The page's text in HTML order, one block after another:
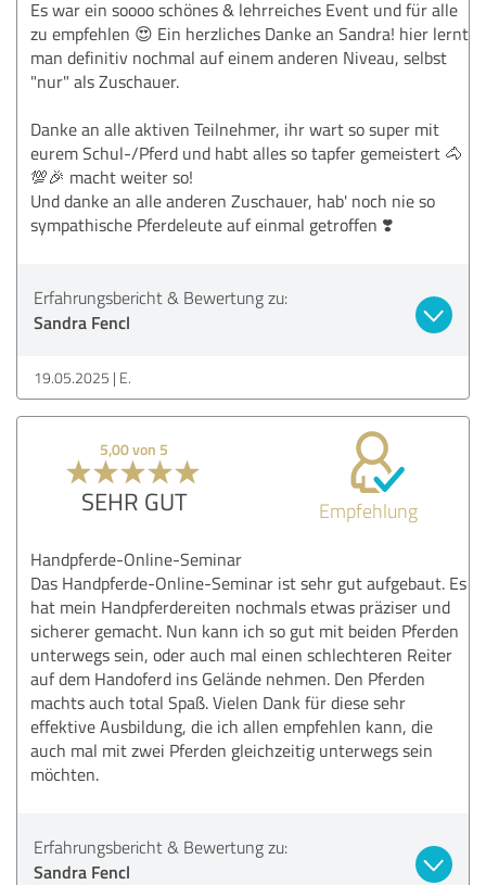
Es war ein soooo schönes & lehrreiches Event und für alle
zu empfehlen 😍 Ein herzliches Danke an Sandra! hier lernt
man definitiv nochmal auf einem anderen Niveau, selbst
"nur" als Zuschauer.
Danke an alle aktiven Teilnehmer, ihr wart so super mit
eurem Schul-/Pferd und habt alles so tapfer gemeistert 🐴
💯🎉 macht weiter so!
Und danke an alle anderen Zuschauer, hab' noch nie so
sympathische Pferdeleute auf einmal getroffen ❣️
Erfahrungsbericht & Bewertung zu:
Sandra Fencl
19.05.2025 E.
5,00 von 5
SEHR GUT Empfehlung
Handpferde-Online-Seminar
Das Handpferde-Online-Seminar ist sehr gut aufgebaut. Es
hat mein Handpferdereiten nochmals etwas präziser und
sicherer gemacht. Nun kann ich so gut mit beiden Pferden
unterwegs sein, oder auch mal einen schlechteren Reiter
auf dem Handoferd ins Gelände nehmen. Den Pferden
machts auch total Spaß. Vielen Dank für diese sehr
effektive Ausbildung, die ich allen empfehlen kann, die
auch mal mit zwei Pferden gleichzeitig unterwegs sein
möchten.
Erfahrungsbericht & Bewertung zu:
Sandra Fencl